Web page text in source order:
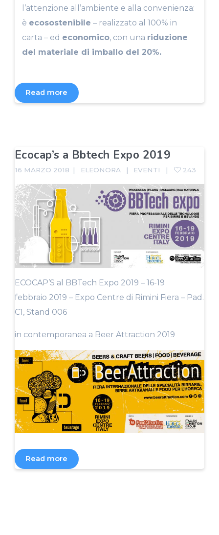
l’attenzione all’ambiente e alla convenienza:
è ecosostenibile – realizzato al 100% in
carta – ed economico, con una riduzione
del materiale di imballo del 20%.
Read more
Ecocap’s a Bbtech Expo 2019
16 MARZO 2018 ELEONORA EVENTI 243
ECOCAP’S al BBTech Expo 2019 – 16-19
febbraio 2019 – Expo Centre di Rimini Fiera – Pad.
C1, Stand 006
in contemporanea a Beer Attraction 2019
Read more